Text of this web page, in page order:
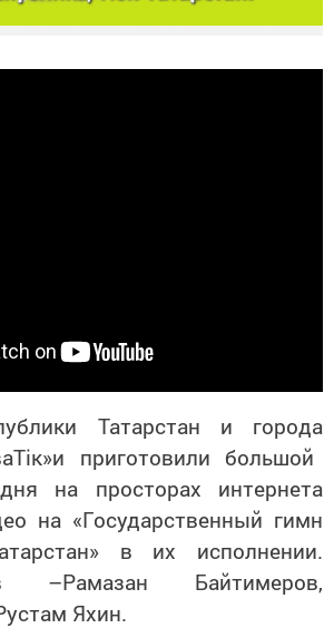
Татарстан и города
приготовили большой
на просторах интернета
на «Государственный гимн
в их исполнении.
–Рамазан Байтимеров,
Яхин.